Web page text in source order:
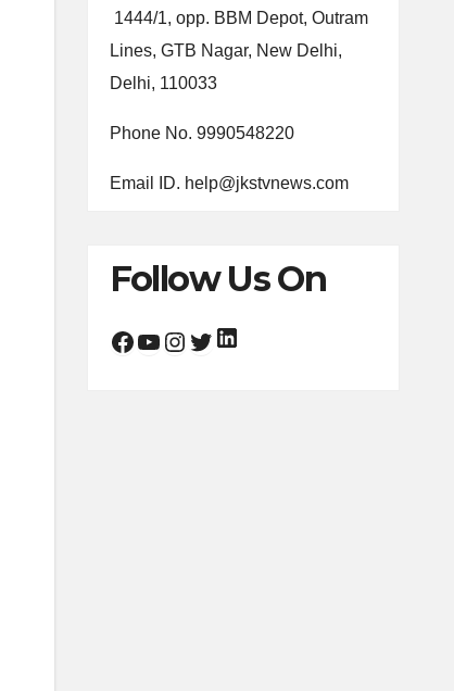
1444/1, opp. BBM Depot, Outram
Lines, GTB Nagar, New Delhi,
Delhi, 110033
Phone No. 9990548220
Email ID. help@jkstvnews.com
Follow Us On
Facebook YouTube Instagram Twitter LinkedIn